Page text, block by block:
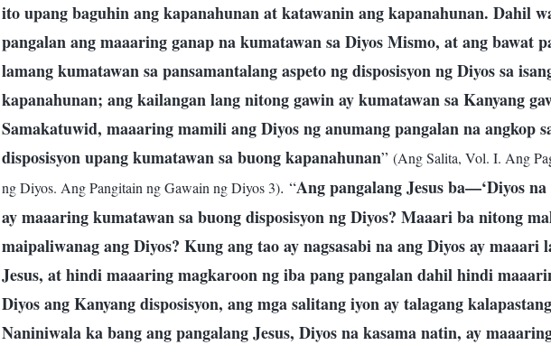
ito upang baguhin ang kapanahunan at katawanin ang kapanahunan. Dahil
pangalan ang maaaring ganap na kumatawan sa Diyos Mismo, at ang bawat
lamang kumatawan sa pansamantalang aspeto ng disposisyon ng Diyos sa
kapanahunan; ang kailangan lang nitong gawin ay kumatawan sa Kanyang
Samakatuwid, maaaring mamili ang Diyos ng anumang pangalan na angkop
disposisyon upang kumatawan sa buong kapanahunan” (Ang Salita, Vol. I. Ang
ng Diyos. Ang Pangitain ng Gawain ng Diyos 3). “Ang pangalang Jesus ba—‘Diyos
ay maaaring kumatawan sa buong disposisyon ng Diyos? Maaari ba nitong
maipaliwanag ang Diyos? Kung ang tao ay nagsasabi na ang Diyos ay maaari
Jesus, at hindi maaaring magkaroon ng iba pang pangalan dahil hindi
Diyos ang Kanyang disposisyon, ang mga salitang iyon ay talagang
Naniniwala ka bang ang pangalang Jesus, Diyos na kasama natin, ay